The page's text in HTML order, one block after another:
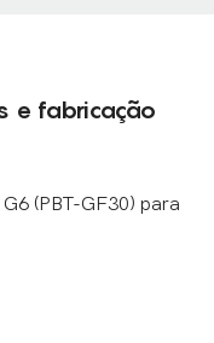
e fabricação
(PBT-GF30) para